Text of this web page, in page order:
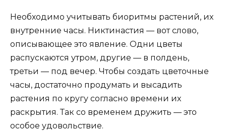
Необходимо учитывать биоритмы растений, их
внутренние часы. Никтинастия — вот слово,
описывающее это явление. Одни цветы
распускаются утром, другие — в полдень,
третьи — под вечер. Чтобы создать цветочные
часы, достаточно продумать и высадить
растения по кругу согласно времени их
раскрытия. Так со временем дружить — это
особое удовольствие.